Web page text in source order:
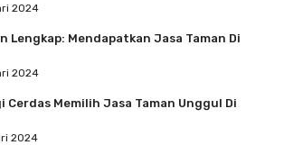
2024
Lengkap: Mendapatkan Jasa Taman Di
2024
Memilih Jasa Taman Unggul Di
2024